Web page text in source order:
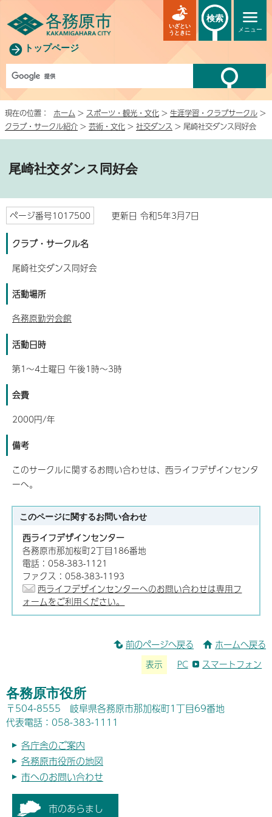
トップページ
メニュー
いざとい
うときに
検索
現在の位置： ホーム > スポーツ・観光・文化 > 生涯学習・クラブサークル >
クラブ・サークル紹介 > 芸術・文化 > 社交ダンス > 尾崎社交ダンス同好会
尾崎社交ダンス同好会
ページ番号1017500 更新日 令和5年3月7日
クラブ・サークル名
尾崎社交ダンス同好会
活動場所
各務原勤労会館
活動日時
第1～4土曜日 午後1時～3時
会費
2000円/年
備考
このサークルに関するお問い合わせは、西ライフデザインセンタ
ーへ。
このページに関するお問い合わせ
西ライフデザインセンター
各務原市那加桜町2丁目186番地
電話：058-383-1121
ファクス：058-383-1193
西ライフデザインセンターへのお問い合わせは専用フ
ォームをご利用ください。
前のページへ戻る ホームへ戻る
表示 PC スマートフォン
各務原市役所
〒504-8555 岐阜県各務原市那加桜町1丁目69番地
代表電話：058-383-1111
各庁舎のご案内
各務原市役所の地図
市へのお問い合わせ
市のあらまし